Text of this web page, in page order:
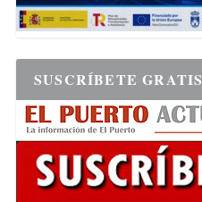
SUSCRÍBETE GRATIS